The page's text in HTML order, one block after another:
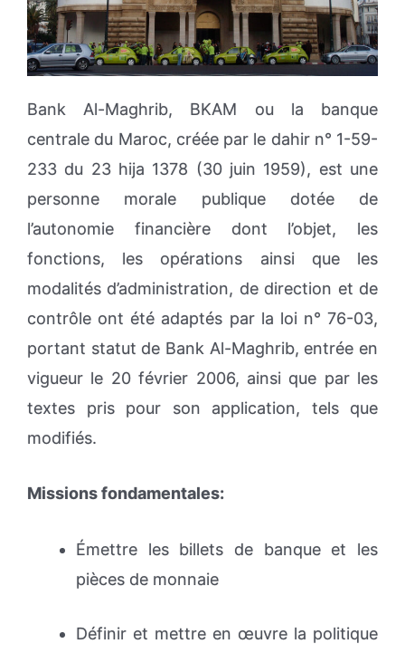
Bank Al-Maghrib, BKAM ou la banque
centrale du Maroc, créée par le dahir n° 1-59-
233 du 23 hija 1378 (30 juin 1959), est une
personne morale publique dotée de
l’autonomie financière dont l’objet, les
fonctions, les opérations ainsi que les
modalités d’administration, de direction et de
contrôle ont été adaptés par la loi n° 76-03,
portant statut de Bank Al-Maghrib, entrée en
vigueur le 20 février 2006, ainsi que par les
textes pris pour son application, tels que
modifiés.
Missions fondamentales:
Émettre les billets de banque et les
pièces de monnaie
Définir et mettre en œuvre la politique